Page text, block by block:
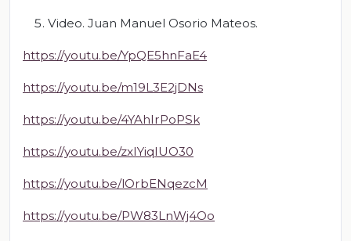
Video. Juan Manuel Osorio Mateos.
https://youtu.be/YpQE5hnFaE4
https://youtu.be/m19L3E2jDNs
https://youtu.be/4YAhIrPoPSk
https://youtu.be/zxIYiqIUO30
https://youtu.be/lOrbENqezcM
https://youtu.be/PW83LnWj4Oo